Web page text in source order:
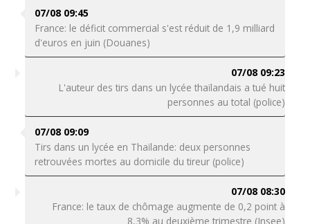
07/08 09:45
France: le déficit commercial s'est réduit de 1,9 milliard
d'euros en juin (Douanes)
07/08 09:23
L'auteur des tirs dans un lycée thaïlandais a tué huit
personnes au total (police)
07/08 09:09
Tirs dans un lycée en Thaïlande: deux personnes
retrouvées mortes au domicile du tireur (police)
07/08 08:30
France: le taux de chômage augmente de 0,2 point à
8,3% au deuxième trimestre (Insee)